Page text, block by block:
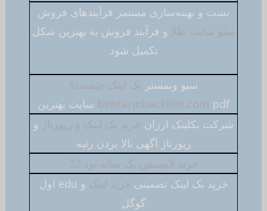
تست و بهینه‌سازی مستمر فرآیندهای فروش
سئو سایت طلا و فرآیند فروش به بهترین شکل
تکمیل شود
سیو وبمستر بک لینک چيست؟
behtarinbacklink.com pdf سایت بهترین
شرکت بکلینک ارزان خرید بک لینک و رپورتاژ و
رپورتاژ آگهی بالا بردن رتبه
خرید لایسنس یک ساله نود 32
خرید بک لینک تضمینی خرید لینک
و edu اول
گوگل